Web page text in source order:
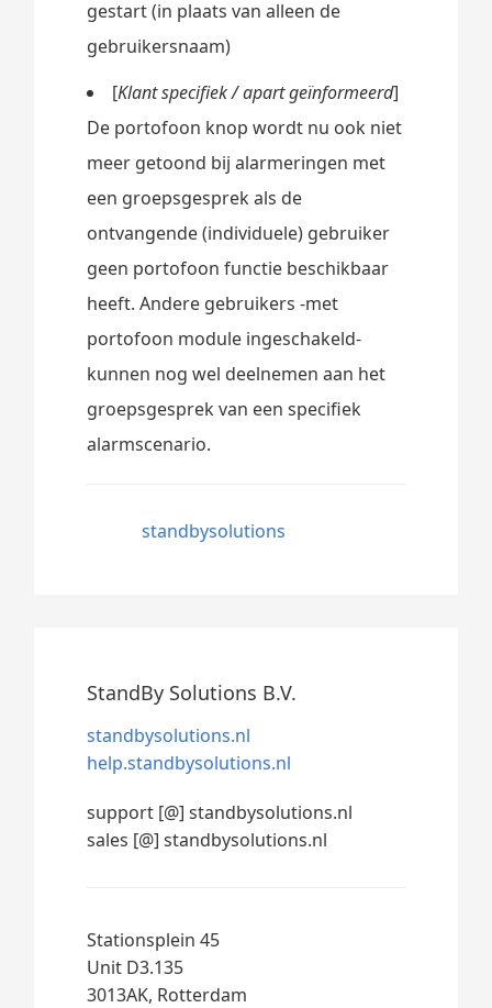
gestart (in plaats van alleen de
gebruikersnaam)
[Klant specifiek / apart geïnformeerd]
De portofoon knop wordt nu ook niet
meer getoond bij alarmeringen met
een groepsgesprek als de
ontvangende (individuele) gebruiker
geen portofoon functie beschikbaar
heeft. Andere gebruikers -met
portofoon module ingeschakeld-
kunnen nog wel deelnemen aan het
groepsgesprek van een specifiek
alarmscenario.
standbysolutions
StandBy Solutions B.V.
standbysolutions.nl
help.standbysolutions.nl
support [@] standbysolutions.nl
sales [@] standbysolutions.nl
Stationsplein 45
Unit D3.135
3013AK, Rotterdam